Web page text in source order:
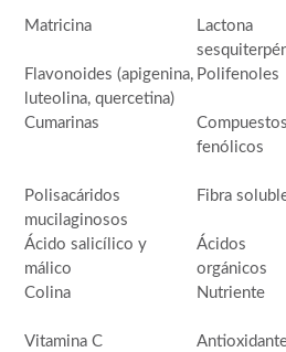
Matricina
Lactona
Flavonoides (apigenina,
luteolina, quercetina)
Polifenoles
Cumarinas
Compuestos
fenólicos
Polisacáridos
mucilaginosos
Fibra
Ácido salicílico y
málico
Ácidos
orgánicos
Colina
Nutriente
Vitamina C